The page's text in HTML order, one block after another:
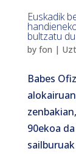
Euskadik
bultzatu
by fon |
Babes
90ekoa